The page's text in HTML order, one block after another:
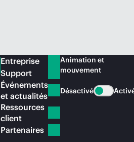
Entreprise
Support
Événements
et actualités
Ressources
client
Partenaires
Animation et
mouvement
Désactivé